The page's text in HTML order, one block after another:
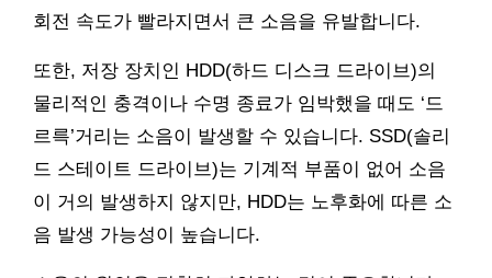
회전 속도가 빨라지면서 큰 소음을 유발합니다.
또한, 저장 장치인 HDD(하드 디스크 드라이브)의
물리적인 충격이나 수명 종료가 임박했을 때도 ‘드
르륵’거리는 소음이 발생할 수 있습니다. SSD(솔리
드 스테이트 드라이브)는 기계적 부품이 없어 소음
이 거의 발생하지 않지만, HDD는 노후화에 따른 소
음 발생 가능성이 높습니다.